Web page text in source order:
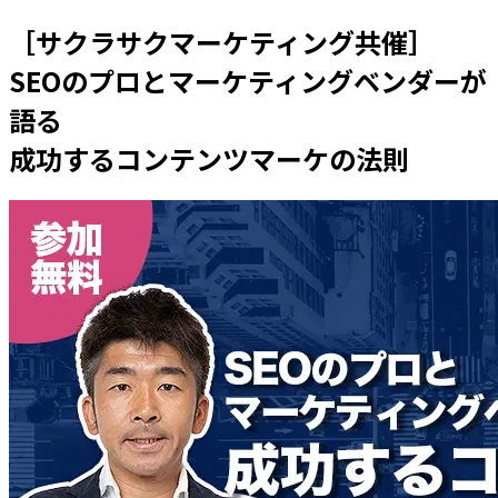
［サクラサクマーケティング共催］
SEOのプロとマーケティングベンダーが
語る
成功するコンテンツマーケの法則